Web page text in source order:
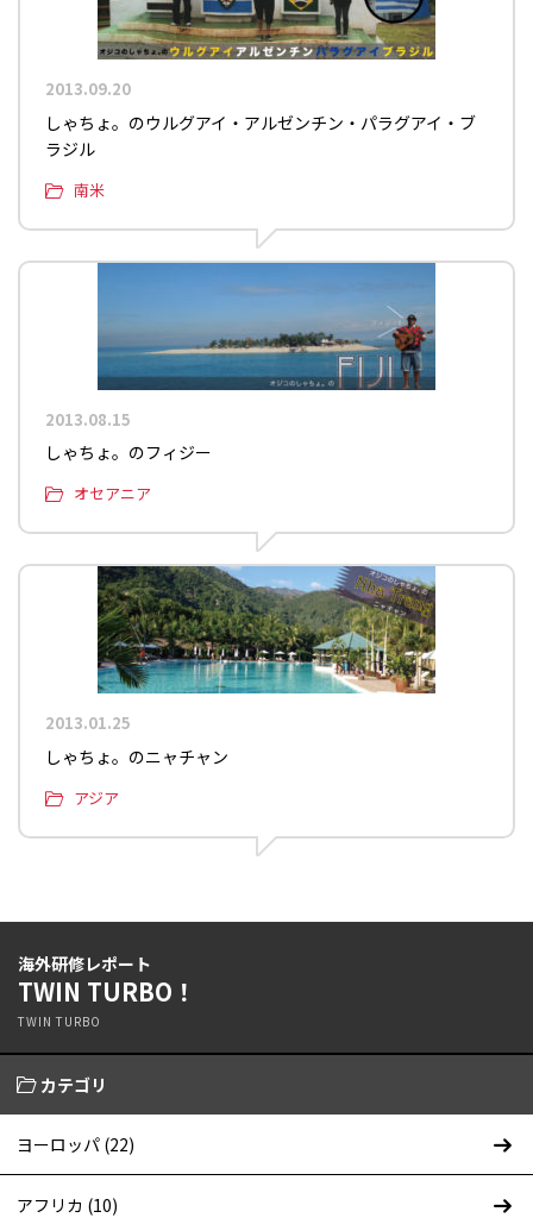
2013.09.20
しゃちょ。のウルグアイ・アルゼンチン・パラグアイ・ブ
ラジル
南米
2013.08.15
しゃちょ。のフィジー
オセアニア
2013.01.25
しゃちょ。のニャチャン
アジア
海外研修レポート
TWIN TURBO！
TWIN TURBO
カテゴリ
ヨーロッパ (22)
アフリカ (10)